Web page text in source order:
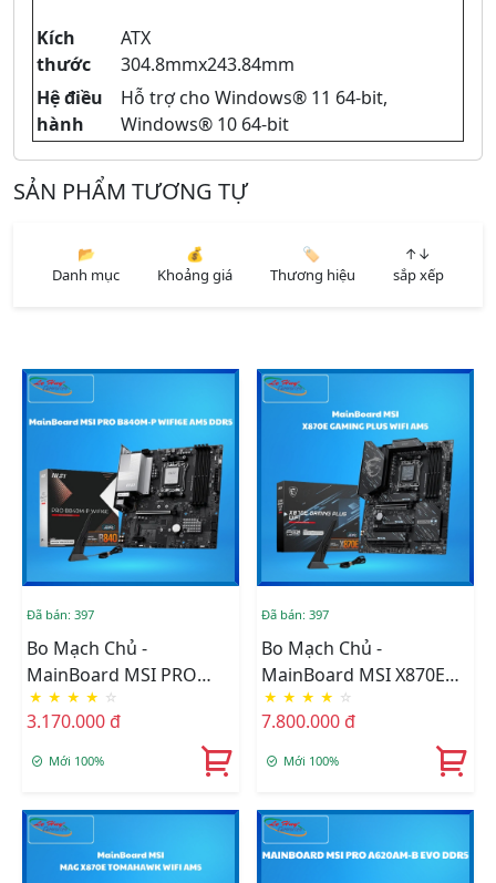
Kích
thước
ATX
304.8mmx243.84mm
Hệ điều
hành
Hỗ trợ cho Windows® 11 64-bit,
Windows® 10 64-bit
SẢN PHẨM TƯƠNG TỰ
📂
Danh mục
💰
Khoảng giá
🏷️
Thương hiệu
↑↓
sắp xếp
Đã bán: 397
Bo Mạch Chủ -
MainBoard MSI PRO
B840M-P WIFI6E AM5
DDR5
★ ★ ★ ★ ☆
3.170.000 đ
Mới 100%
Đã bán: 397
Bo Mạch Chủ -
MainBoard MSI X870E
GAMING PLUS WIFI AM5
★ ★ ★ ★ ☆
7.800.000 đ
Mới 100%